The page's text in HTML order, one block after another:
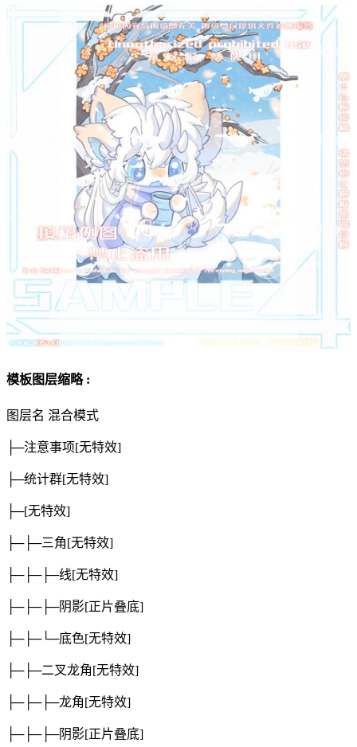
模板图层缩略 :
图层名 混合模式
├─注意事项[无特效]
├─统计群[无特效]
├─[无特效]
├─├─三角[无特效]
├─├─├─线[无特效]
├─├─├─阴影[正片叠底]
├─├─└─底色[无特效]
├─├─二叉龙角[无特效]
├─├─├─龙角[无特效]
├─├─├─阴影[正片叠底]